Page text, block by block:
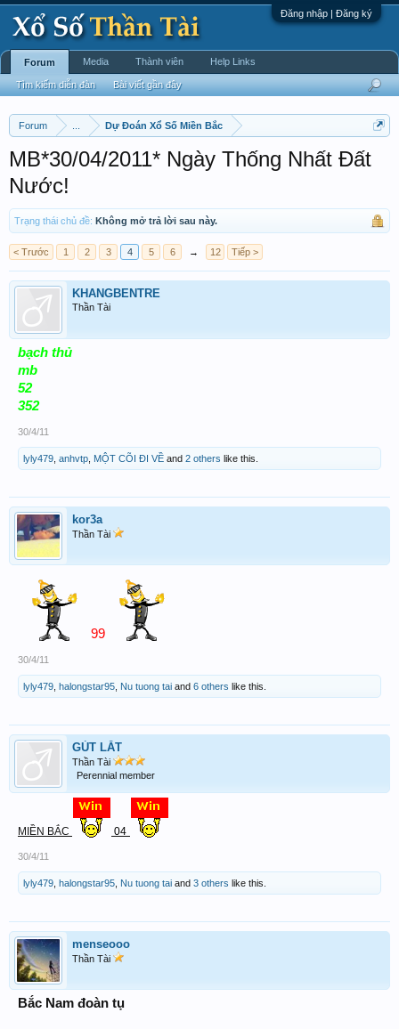
Đăng nhập | Đăng ký
Forum Dự Đoán Xổ Số Miền Bắc
MB*30/04/2011* Ngày Thống Nhất Đất
Nước!
Trạng thái chủ đề: Không mở trả lời sau này.
< Trước 1 2 3 4 5 6 → 12 Tiếp >
KHANGBENTRE
Thần Tài
bạch thủ
mb
52
352
30/4/11
lyly479 anhvtp MỘT CÕI ĐI VỀ and 2 others like this.
kor3a
Thần Tài
99
30/4/11
lyly479 halongstar95 Nu tuong tai and 6 others like this.
GÚT LẮT
Thần Tài
Perennial member
MIỀN BẮC 04
30/4/11
lyly479 halongstar95 Nu tuong tai and 3 others like this.
menseooo
Thần Tài
Bắc Nam đoàn tụ
Forum
Tìm kiếm diễn đàn Bài viết gần đây
Media Thành viên Help Links